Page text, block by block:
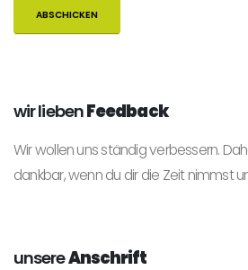
wir liebenFeedback
Wir wollen uns ständig verbessern.
dankbar, wenn du dir die Zeit nimmst
unsereAnschrift